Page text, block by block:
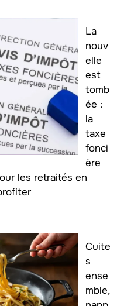
La
nouv
elle
est
tomb
ée :
la
taxe
fonci
ère
les retraités en
Cuite
s
ense
mble,